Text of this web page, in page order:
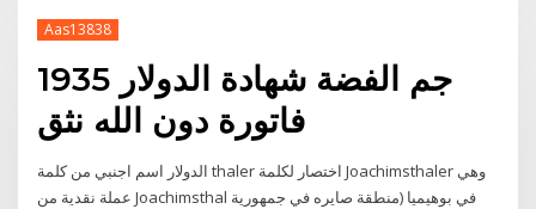
Aas13838
1935 جم الفضة شهادة الدولار
فاتورة دون الله نثق
الدولار اسم اجنبي من كلمة thaler اختصار لكلمة Joachimsthaler وهي
عملة نقدية من Joachimsthal في بوهيميا (منطقة صايره في جمهورية